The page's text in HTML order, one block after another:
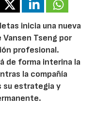
inicia una nueva
Tseng por
profesional.
de forma interina la
la compañía
su estrategia y